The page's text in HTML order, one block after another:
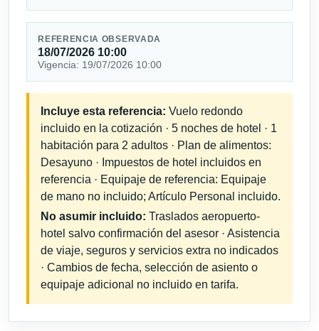
REFERENCIA OBSERVADA
18/07/2026 10:00
Vigencia: 19/07/2026 10:00
Incluye esta referencia: Vuelo redondo
incluido en la cotización · 5 noches de hotel · 1
habitación para 2 adultos · Plan de alimentos:
Desayuno · Impuestos de hotel incluidos en
referencia · Equipaje de referencia: Equipaje
de mano no incluido; Artículo Personal incluido.
No asumir incluido: Traslados aeropuerto-
hotel salvo confirmación del asesor · Asistencia
de viaje, seguros y servicios extra no indicados
· Cambios de fecha, selección de asiento o
equipaje adicional no incluido en tarifa.